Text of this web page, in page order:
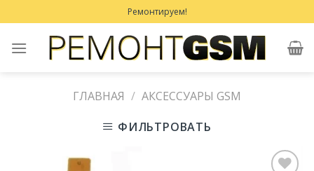
to
content
Ремонтируем!
ГЛАВНАЯ / АКСЕССУАРЫ GSM
ФИЛЬТРОВАТЬ